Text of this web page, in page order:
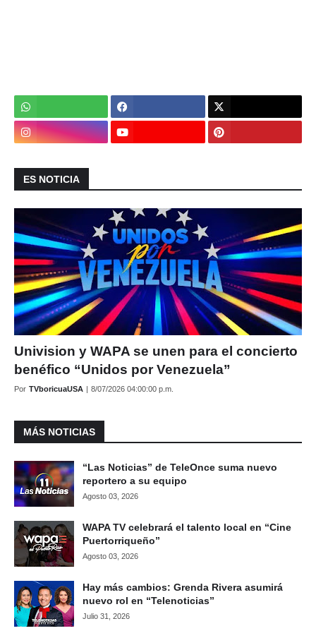
ES NOTICIA
Univision y WAPA se unen para el concierto
benéfico “Unidos por Venezuela”
Por TVboricuaUSA | 8/07/2026 04:00:00 p.m.
MÁS NOTICIAS
“Las Noticias” de TeleOnce suma nuevo
reportero a su equipo
Agosto 03, 2026
WAPA TV celebrará el talento local en “Cine
Puertorriqueño”
Agosto 03, 2026
Hay más cambios: Grenda Rivera asumirá
nuevo rol en “Telenoticias”
Julio 31, 2026